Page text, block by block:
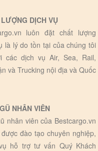
DỊCH VỤ
luôn đặt chất lượng
là lý do tồn tại của chúng tôi
các dịch vụ Air, Sea, Rail,
và Trucking nội địa và Quốc
NHÂN VIÊN
nhân viên của Bestcargo.vn
đào tạo chuyên nghiệp,
hỗ trợ tư vấn Quý Khách